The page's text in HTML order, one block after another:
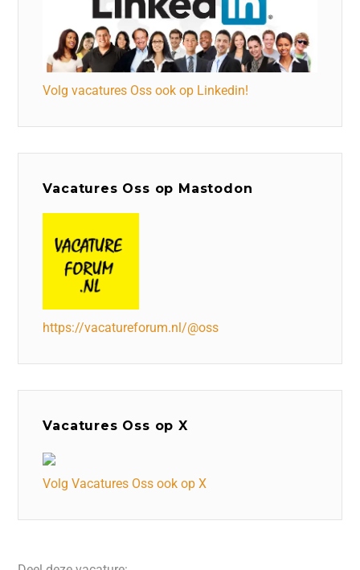
Volg vacatures Oss ook op Linkedin!
Vacatures Oss op Mastodon
https://vacatureforum.nl/@oss
Vacatures Oss op X
Volg Vacatures Oss ook op X